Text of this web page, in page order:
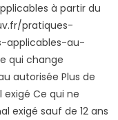
à partir du
pratiques-
applicables-au-
qui change
autorisée Plus de
Ce qui ne
exigé sauf de 12 ans